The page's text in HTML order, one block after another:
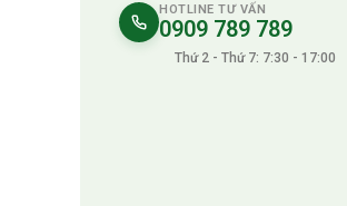
HOTLINE TƯ VẤN
0909 789 789
Thứ 2 - Thứ 7: 7:30 - 17:00